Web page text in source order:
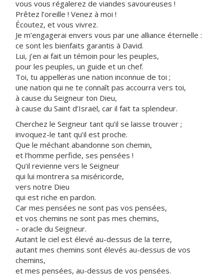
vous vous régalerez de viandes savoureuses !
Prêtez l’oreille ! Venez à moi !
Écoutez, et vous vivrez.
Je m’engagerai envers vous par une alliance éternelle :
ce sont les bienfaits garantis à David.
Lui, j’en ai fait un témoin pour les peuples,
pour les peuples, un guide et un chef.
Toi, tu appelleras une nation inconnue de toi ;
une nation qui ne te connaît pas accourra vers toi,
à cause du Seigneur ton Dieu,
à cause du Saint d’Israël, car il fait ta splendeur.
Cherchez le Seigneur tant qu’il se laisse trouver ;
invoquez-le tant qu’il est proche.
Que le méchant abandonne son chemin,
et l’homme perfide, ses pensées !
Qu’il revienne vers le Seigneur
qui lui montrera sa miséricorde,
vers notre Dieu
qui est riche en pardon.
Car mes pensées ne sont pas vos pensées,
et vos chemins ne sont pas mes chemins,
– oracle du Seigneur.
Autant le ciel est élevé au-dessus de la terre,
autant mes chemins sont élevés au-dessus de vos
chemins,
et mes pensées, au-dessus de vos pensées.